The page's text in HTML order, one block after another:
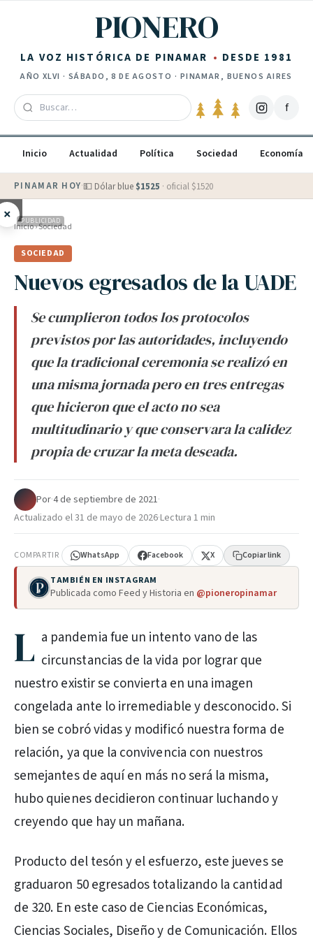
PIONERO
LA VOZ HISTÓRICA DE PINAMAR DESDE 1981
AÑO XLVI · SÁBADO, 8 DE AGOSTO · PINAMAR, BUENOS AIRES
f
Inicio Actualidad Política Sociedad Economía
PINAMAR HOY·💵 Dólar blue $1525 · oficial $1520
× PUBLICIDAD
Inicio›Sociedad
SOCIEDAD
Nuevos egresados de la UADE
Se cumplieron todos los protocolos
previstos por las autoridades, incluyendo
que la tradicional ceremonia se realizó en
una misma jornada pero en tres entregas
que hicieron que el acto no sea
multitudinario y que conservara la calidez
propia de cruzar la meta deseada.
Por·4 de septiembre de 2021·
Actualizado el31 de mayo de 2026·Lectura 1 min
COMPARTIR WhatsApp Facebook X Copiar link
TAMBIÉN EN INSTAGRAM
Publicada como Feed y Historia en @pioneropinamar
L a pandemia fue un intento vano de las
circunstancias de la vida por lograr que
nuestro existir se convierta en una imagen
congelada ante lo irremediable y desconocido. Si
bien se cobró vidas y modificó nuestra forma de
relación, ya que la convivencia con nuestros
semejantes de aquí en más no será la misma,
hubo quienes decidieron continuar luchando y
creyendo que hay un mañana.
Producto del tesón y el esfuerzo, este jueves se
graduaron 50 egresados totalizando la cantidad
de 320. En este caso de Ciencias Económicas,
Ciencias Sociales, Diseño y de Comunicación. Ellos